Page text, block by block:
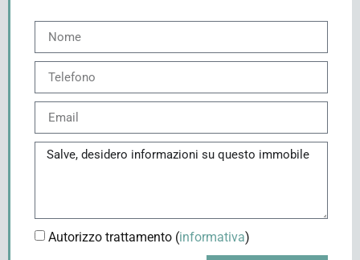
Autorizzo trattamento (informativa)